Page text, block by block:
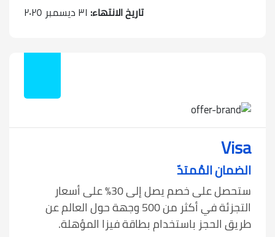
تاريخ الانتهاء: ٣١ ديسمبر ٢٠٢٥
Visa
الضمان المُمتدّ
ستحصل على خصم يصل إلى 30% على أسعار
التجزئة في أكثر من 500 وجهة حول العالم عن
طريق الحجز باستخدام بطاقة فيزا المؤهلة.